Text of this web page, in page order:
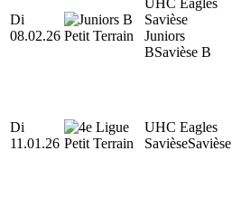
Di
08.02.26
UHC Eagles
Savièse
Juniors
BSavièse B
Di
11.01.26
UHC Eagles
SavièseSavièse